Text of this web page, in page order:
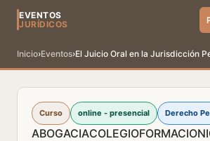
EVENTOS
JURÍDICOS
Inicio›Eventos›El Juicio Oral en la Jurisdicción
Curso online - presencial Derecho
ABOGACIACOLEGIOFORMACION